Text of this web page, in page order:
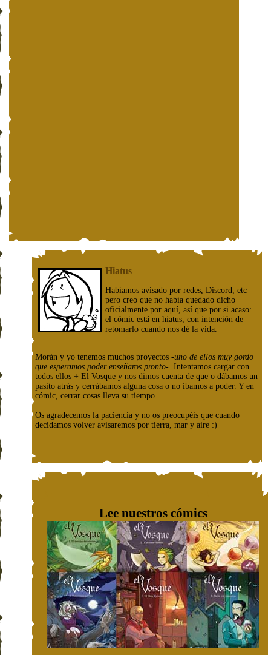
Hiatus
Habíamos avisado por redes, Discord, etc
pero creo que no había quedado dicho
oficialmente por aquí, así que por si acaso:
el cómic está en hiatus, con intención de
retomarlo cuando nos dé la vida.
Morán y yo tenemos muchos proyectos -uno de ellos muy gordo
que esperamos poder enseñaros pronto- . Intentamos cargar con
todos ellos + El Vosque y nos dimos cuenta de que o dábamos un
pasito atrás y cerrábamos alguna cosa o no íbamos a poder. Y en
cómic, cerrar cosas lleva su tiempo.
Os agradecemos la paciencia y no os preocupéis que cuando
decidamos volver avisaremos por tierra, mar y aire :)
Lee nuestros cómics